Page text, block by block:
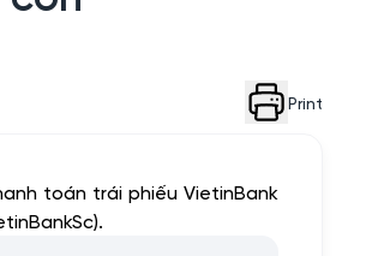
Print
toán trái phiếu VietinBank